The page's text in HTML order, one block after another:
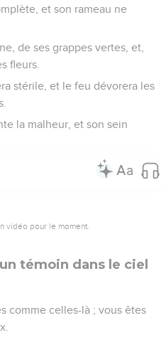
et son rameau ne
de ses grappes vertes, et,
fleurs.
stérile, et le feu dévorera les
la malheur, et son sein
vidéo pour le moment.
témoin dans le ciel
comme celles-là ; vous êtes